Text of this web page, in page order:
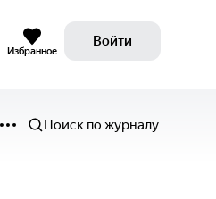
Избранное
Войти
Поиск по журналу